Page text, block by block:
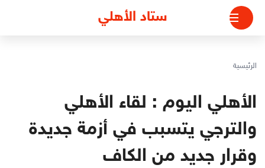
التجاوز
المحتوى
ستاد الأهلي
الرئيسية
الأهلي اليوم : لقاء الأهلي
والترجي يتسبب في أزمة جديدة
وقرار جديد من الكاف